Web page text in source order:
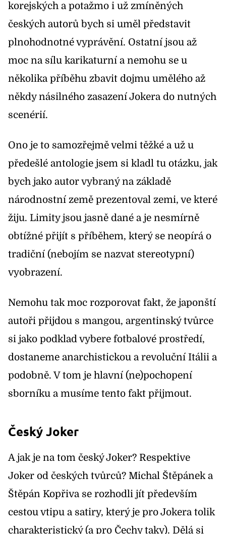
korejských a potažmo i už zmíněných
českých autorů bych si uměl představit
plnohodnotné vyprávění. Ostatní jsou až
moc na sílu karikaturní a nemohu se u
několika příběhu zbavit dojmu umělého až
někdy násilného zasazení Jokera do nutných
scenérií.
Ono je to samozřejmě velmi těžké a už u
předešlé antologie jsem si kladl tu otázku, jak
bych jako autor vybraný na základě
národnostní země prezentoval zemi, ve které
žiju. Limity jsou jasně dané a je nesmírně
obtížné přijít s příběhem, který se neopírá o
tradiční (nebojím se nazvat stereotypní)
vyobrazení.
Nemohu tak moc rozporovat fakt, že japonští
autoři přijdou s mangou, argentinský tvůrce
si jako podklad vybere fotbalové prostředí,
dostaneme anarchistickou a revoluční Itálii a
podobně. V tom je hlavní (ne)pochopení
sborníku a musíme tento fakt přijmout.
Český Joker
A jak je na tom český Joker? Respektive
Joker od českých tvůrců? Michal Štěpánek a
Štěpán Kopřiva se rozhodli jít především
cestou vtipu a satiry, který je pro Jokera tolik
charakteristický (a pro Čechy taky). Dělá si